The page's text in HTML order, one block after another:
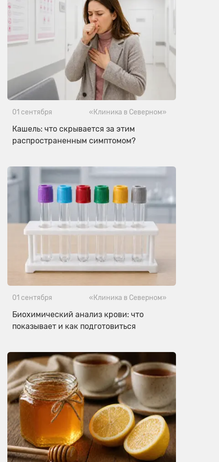
01 сентября «Клиника в Северном»
Кашель: что скрывается за этим
распространенным симптомом?
01 сентября «Клиника в Северном»
Биохимический анализ крови: что
показывает и как подготовиться